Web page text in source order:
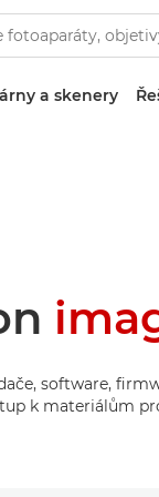
a skenery
software,
k materiálům